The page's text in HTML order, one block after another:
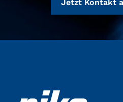
Jetzt Kontakt